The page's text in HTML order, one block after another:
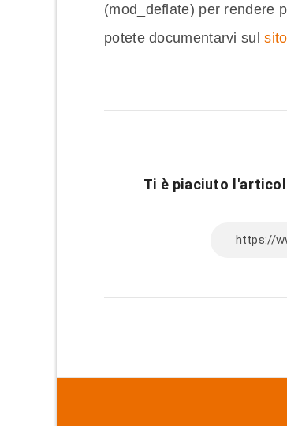
(mod_deflate) per rendere
potete documentarvi sul
Ti è piaciuto